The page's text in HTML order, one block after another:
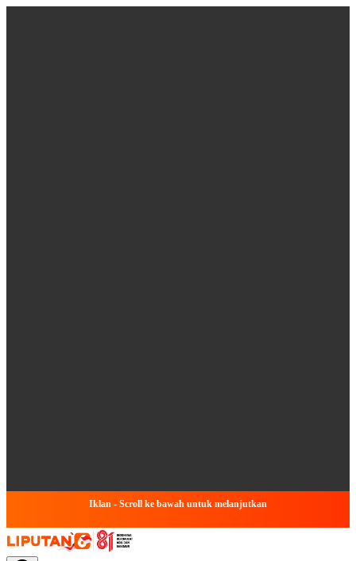
Iklan - Scroll ke bawah untuk melanjutkan